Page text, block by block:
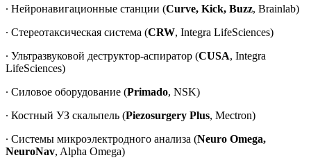
∙ Нейронавигационные станции (Curve, Kick, Buzz, Brainlab)
∙ Стереотаксическая система (CRW, Integra LifeSciences)
∙ Ультразвуковой деструктор-аспиратор (CUSA, Integra
LifeSciences)
∙ Силовое оборудование (Primado, NSK)
∙ Костный УЗ скальпель (Piezosurgery Plus, Mectron)
∙ Системы микроэлектродного анализа (Neuro Omega,
NeuroNav, Alpha Omega)